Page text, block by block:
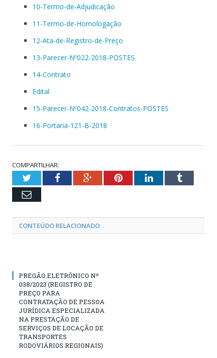
10-Termo-de-Adjudicação
11-Termo-de-Homologação
12-Ata-de-Registro-de-Preço
13-Parecer-Nº022-2018-POSTES
14-Contrato
Edital
15-Parecer-Nº042-2018-Contratos-POSTES
16-Portaria-121-B-2018
COMPARTILHAR:
TwitterFacebookGoogle+PinterestLinkedInTumblr
Email
CONTEÚDO RELACIONADO
PREGÃO ELETRÔNICO Nº
038/2023 (REGISTRO DE
PREÇO PARA
CONTRATAÇÃO DE PESSOA
JURÍDICA ESPECIALIZADA
NA PRESTAÇÃO DE
SERVIÇOS DE LOCAÇÃO DE
TRANSPORTES
RODOVIÁRIOS REGIONAIS)